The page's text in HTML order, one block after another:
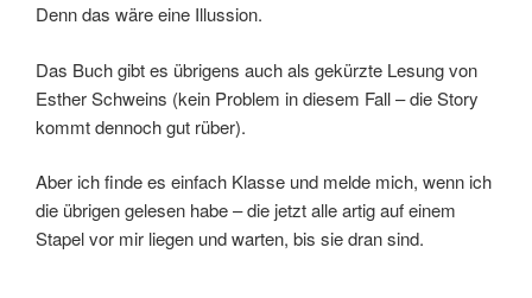
Denn das wäre eine Illussion.
Das Buch gibt es übrigens auch als gekürzte Lesung von
Esther Schweins (kein Problem in diesem Fall – die Story
kommt dennoch gut rüber).
Aber ich finde es einfach Klasse und melde mich, wenn ich
die übrigen gelesen habe – die jetzt alle artig auf einem
Stapel vor mir liegen und warten, bis sie dran sind.